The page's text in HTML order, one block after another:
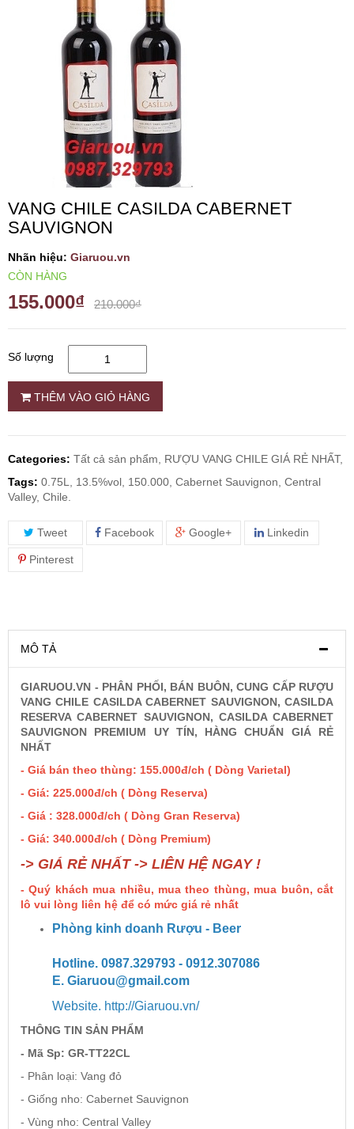
VANG TÂY BAN NHA
RƯỢU VANG MỸ
RƯỢU VANG NGỌT
RƯỢU VANG BỊCH
RƯỢU VANG ÚC
RƯỢU VANG ÁO
RƯỢU SỮA
RƯỢU CHAMPANGNE
RƯỢU WHISKY
RƯỢU XO BRANDY
RƯỢU VODKA
RƯỢU COGNAC
RƯỢU VANG ĐÀ LẠT
Vang Newzeland giá rẻ nhất
Rượu Vang Argentina
VANG CANADA ICEWINE
RƯỢU VANG NAM PHI
Rượu Vang BỒ ĐÀO NHA
RƯỢU VANG ROMANIA GIÁ CỰC RẺ
RƯỢU VANG ĐỨC
VANG CHILE CASILDA CABERNET
SAUVIGNON
Nhãn hiệu: Giaruou.vn
CÒN HÀNG
155.000₫ 210.000₫
Số lượng
THÊM VÀO GIỎ HÀNG
Categories: Tất cả sản phẩm,
RƯỢU VANG CHILE GIÁ RẺ NHẤT,
Tags: 0.75L, 13.5%vol, 150.000, Cabernet Sauvignon, Central
Valley, Chile.
Tweet Facebook Google+ Linkedin
Pinterest
MÔ TẢ
GIARUOU.VN - PHÂN PHỐI, BÁN BUÔN, CUNG CẤP RƯỢU
VANG CHILE CASILDA CABERNET SAUVIGNON, CASILDA
RESERVA CABERNET SAUVIGNON, CASILDA CABERNET
SAUVIGNON PREMIUM UY TÍN, HÀNG CHUẨN GIÁ RẺ
NHẤT
- Giá bán theo thùng: 155.000đ/ch ( Dòng Varietal)
- Giá: 225.000đ/ch ( Dòng Reserva)
- Giá : 328.000đ/ch ( Dòng Gran Reserva)
- Giá: 340.000đ/ch ( Dòng Premium)
-> GIÁ RẺ NHẤT -> LIÊN HỆ NGAY !
- Quý khách mua nhiều, mua theo thùng, mua buôn, cắt
lô vui lòng liên hệ để có mức giá rẻ nhất
Phòng kinh doanh Rượu - Beer
Hotline. 0987.329793 - 0912.307086
E. Giaruou@gmail.com
Website. http://Giaruou.vn/
THÔNG TIN SẢN PHẨM
- Mã Sp: GR-TT22CL
- Phân loại: Vang đỏ
- Giống nho: Cabernet Sauvignon
- Vùng nho: Central Valley